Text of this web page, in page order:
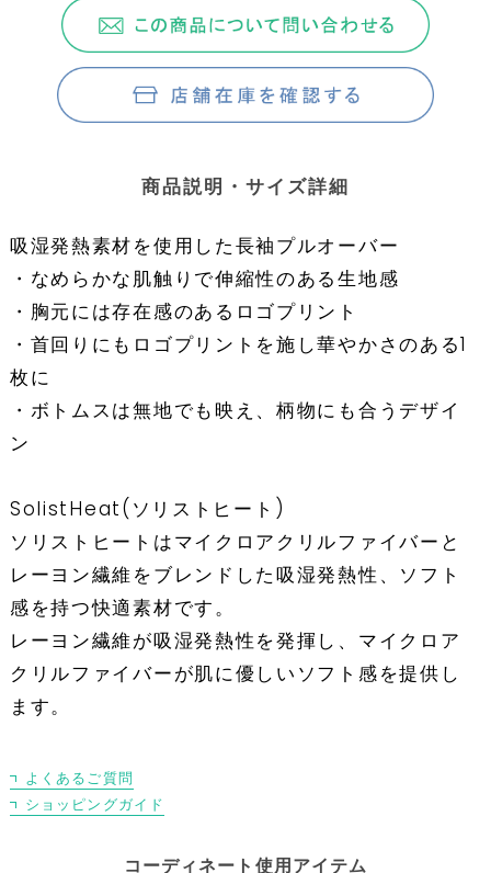
商品説明・サイズ詳細
吸湿発熱素材を使用した長袖プルオーバー
・なめらかな肌触りで伸縮性のある生地感
・胸元には存在感のあるロゴプリント
・首回りにもロゴプリントを施し華やかさのある1
枚に
・ボトムスは無地でも映え、柄物にも合うデザイ
ン
SolistHeat(ソリストヒート)
ソリストヒートはマイクロアクリルファイバーと
レーヨン繊維をブレンドした吸湿発熱性、ソフト
感を持つ快適素材です。
レーヨン繊維が吸湿発熱性を発揮し、マイクロア
クリルファイバーが肌に優しいソフト感を提供し
ます。
よくあるご質問
ショッピングガイド
コーディネート使用アイテム